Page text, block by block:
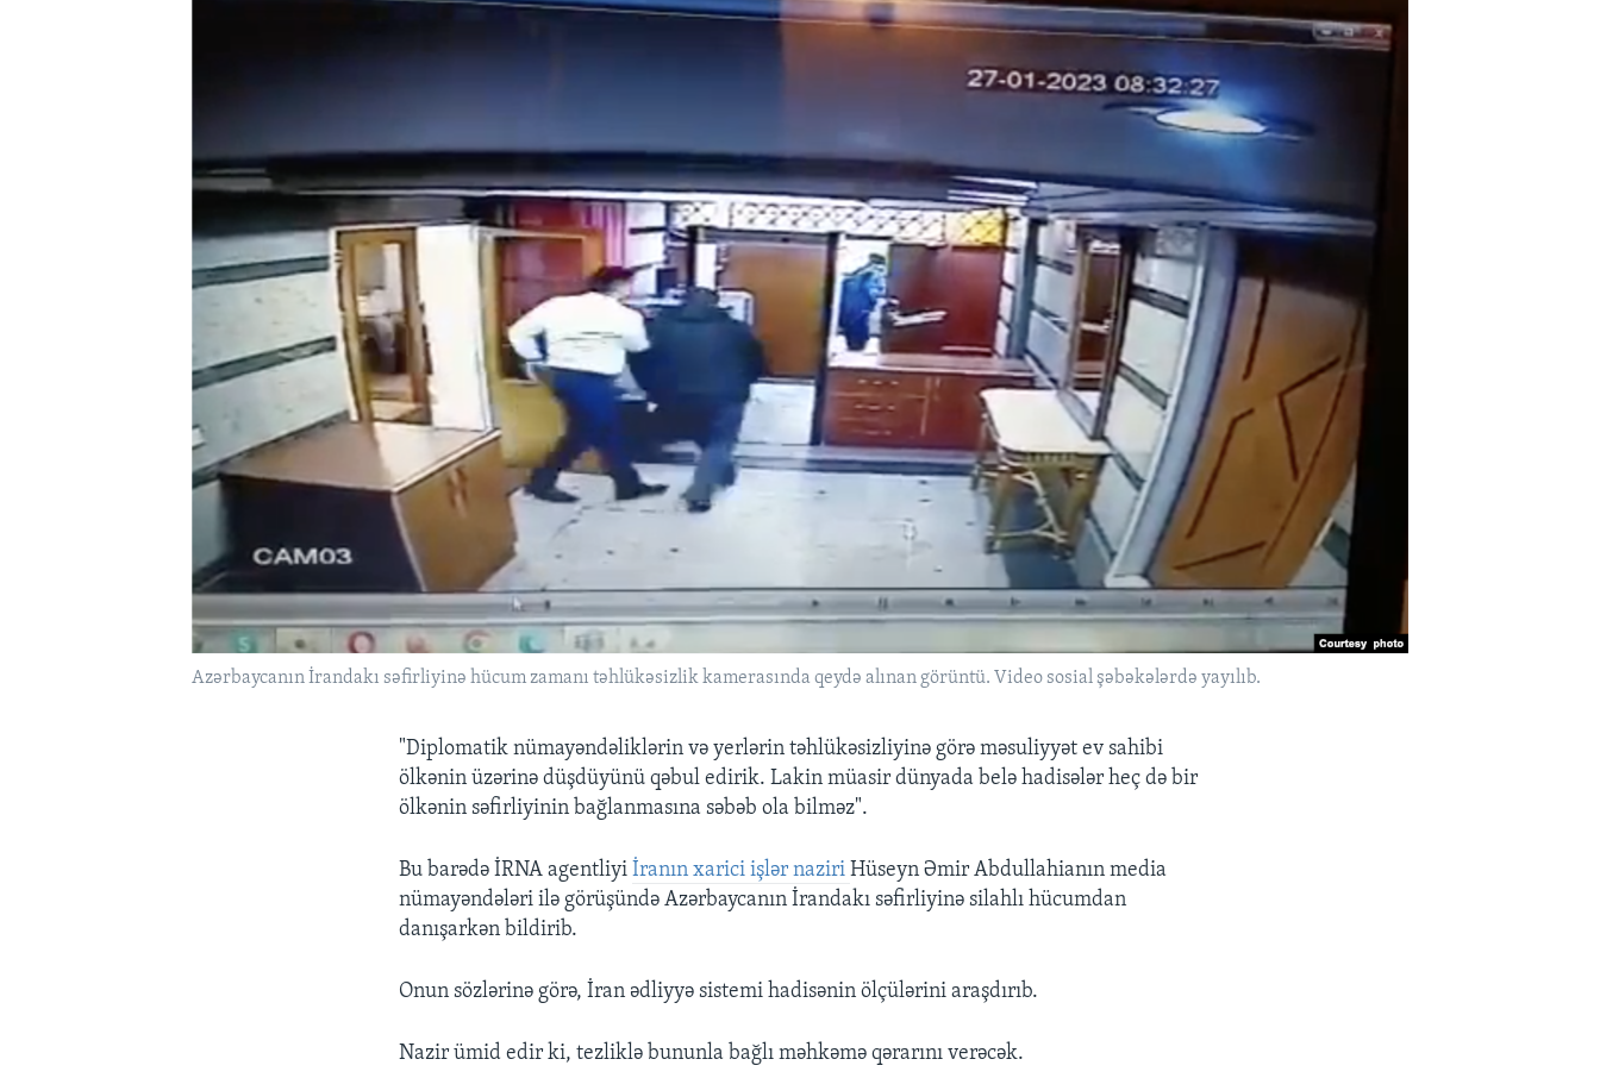
Azərbaycanın İrandakı səfirliyinə hücum zamanı təhlükəsizlik kamerasında qeydə alınan görüntü. Video sosial şəbəkələrdə yayılıb.
"Diplomatik nümayəndəliklərin və yerlərin təhlükəsizliyinə görə məsuliyyət ev sahibi
ölkənin üzərinə düşdüyünü qəbul edirik. Lakin müasir dünyada belə hadisələr heç də bir
ölkənin səfirliyinin bağlanmasına səbəb ola bilməz".
Bu barədə İRNA agentliyiİranın xarici işlər naziriHüseyn Əmir Abdullahianın media
nümayəndələri ilə görüşündə Azərbaycanın İrandakı səfirliyinə silahlı hücumdan
danışarkən bildirib.
Onun sözlərinə görə, İran ədliyyə sistemi hadisənin ölçülərini araşdırıb.
Nazir ümid edir ki, tezliklə bununla bağlı məhkəmə qərarını verəcək.